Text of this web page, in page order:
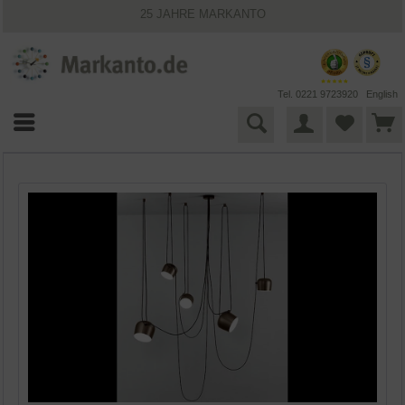
25 JAHRE MARKANTO
VIELFÄLTIGE ZAHLUNGSMÖGLICHKEITEN
Tel. 0221 9723920 English